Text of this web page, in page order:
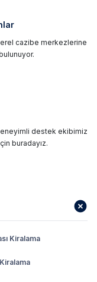
cazibe merkezlerine
destek ekibimiz
buradayız.
Kiralama